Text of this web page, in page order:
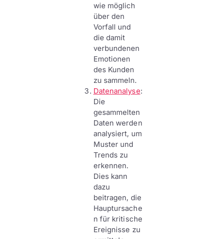
wie möglich
über den
Vorfall und
die damit
verbundenen
Emotionen
des Kunden
zu sammeln.
Datenanalyse:
Die
gesammelten
Daten werden
analysiert, um
Muster und
Trends zu
erkennen.
Dies kann
dazu
beitragen, die
Hauptursache
n für kritische
Ereignisse zu